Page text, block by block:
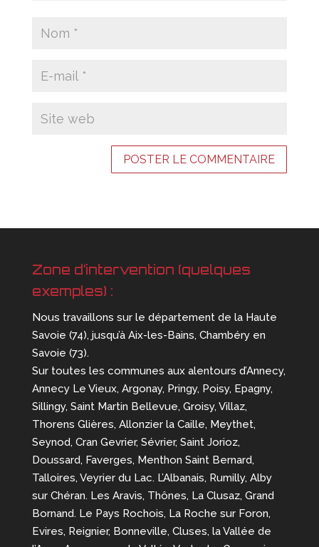
Zone d’intervention (quelques
exemples) :
Nous travaillons sur le département de la Haute
Savoie (74), jusqu’à Aix-les-Bains, Chambéry en
Savoie (73).
Sur toutes les communes aux alentours d’Annecy,
Annecy Le Vieux, Argonay, Pringy, Poisy, Epagny,
Sillingy, Saint Martin Bellevue, Groisy, Villaz,
Thorens Glières, Allonzier la Caille, Meythet,
Seynod, Cran Gevrier, Sévrier, Saint Jorioz,
Doussard, Faverges, Menthon Saint Bernard,
Talloires, Veyrier du Lac. L’Albanais, Rumilly, Alby
sur Chéran. Les Aravis, Thônes, La Clusaz, Grand
Bornand. Le Pays Rochois, La Roche sur Foron,
Evires, Reignier, Bonneville, Cluses, la Vallée de